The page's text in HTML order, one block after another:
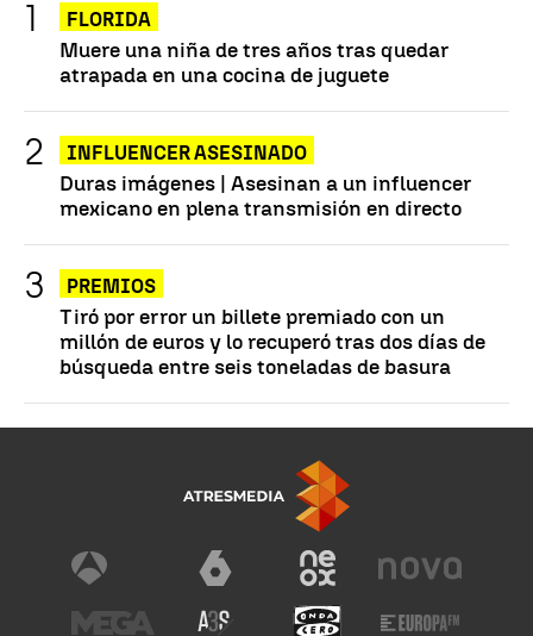
FLORIDA
Muere una niña de tres años tras quedar
atrapada en una cocina de juguete
INFLUENCER ASESINADO
Duras imágenes | Asesinan a un influencer
mexicano en plena transmisión en directo
PREMIOS
Tiró por error un billete premiado con un
millón de euros y lo recuperó tras dos días de
búsqueda entre seis toneladas de basura